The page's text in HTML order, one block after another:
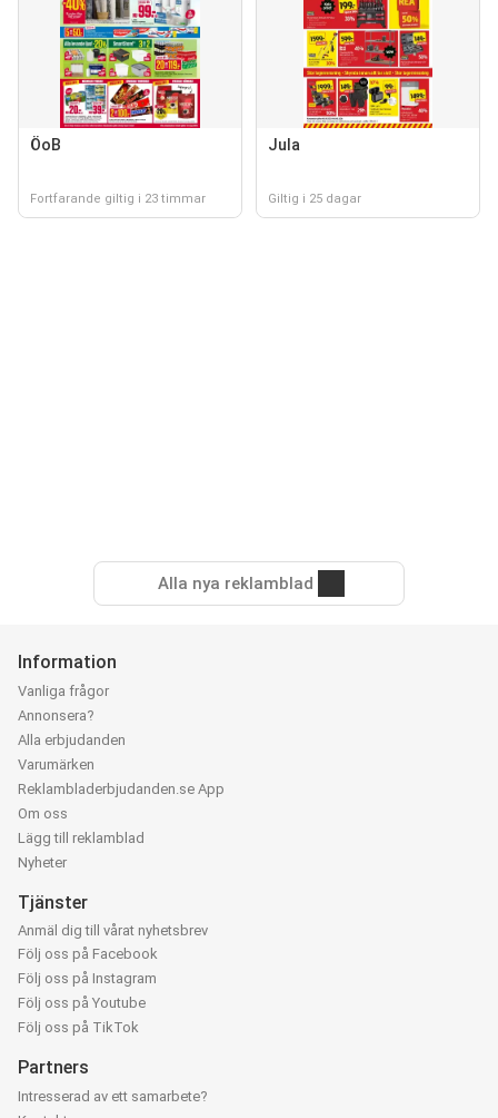
ÖoB
Fortfarande giltig i 23 timmar
Jula
Giltig i 25 dagar
Alla nya reklamblad
Information
Vanliga frågor
Annonsera?
Alla erbjudanden
Varumärken
Reklambladerbjudanden.se App
Om oss
Lägg till reklamblad
Nyheter
Tjänster
Anmäl dig till vårat nyhetsbrev
Följ oss på Facebook
Följ oss på Instagram
Följ oss på Youtube
Följ oss på TikTok
Partners
Intresserad av ett samarbete?